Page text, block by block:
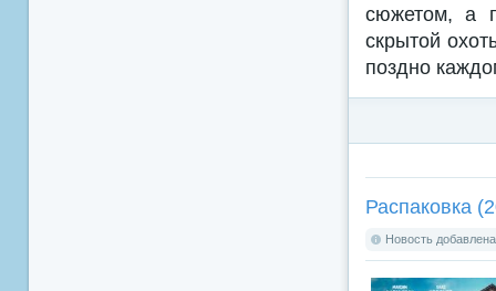
сюжетом, а
скрытой
поздно
Распаковка
Новость